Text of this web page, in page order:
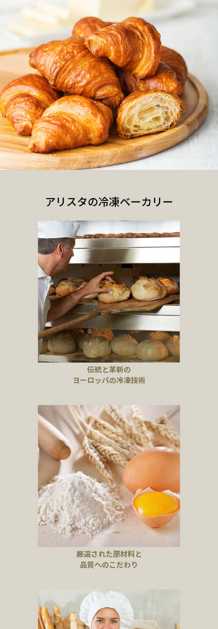
アリスタの冷凍ベーカリー
伝統と革新の
ヨーロッパの冷凍技術
厳選された原材料と
品質へのこだわり